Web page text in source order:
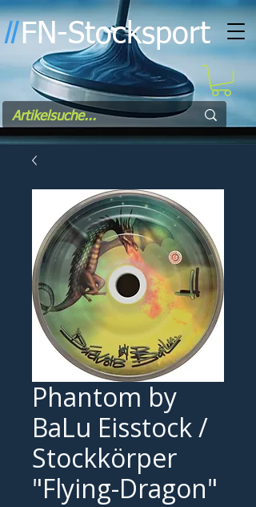
ll FN-Stocksport
Phantom by
BaLu Eisstock /
Stockkörper
"Flying-Dragon"